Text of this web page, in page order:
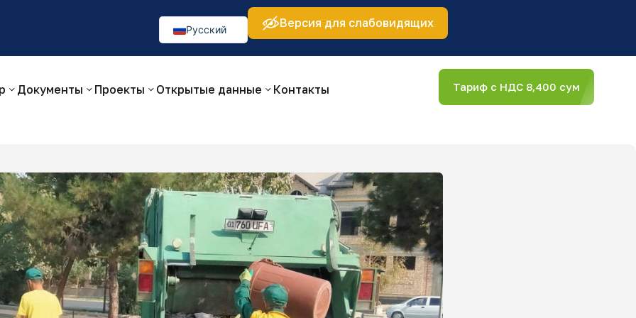
Изображения: 👁 🚫
Русский
O‘zbekcha
Версия для слабовидящих
Документы Проекты Открытые данные Контакты Тариф с НДС 8,400 сум